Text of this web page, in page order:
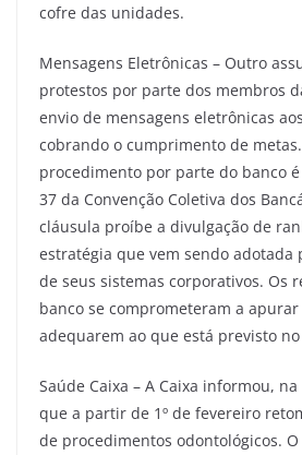
cofre das unidades.
Mensagens Eletrônicas – Outro
protestos por parte dos membros
envio de mensagens eletrônicas
cobrando o cumprimento de
procedimento por parte do banco
37 da Convenção Coletiva dos
cláusula proíbe a divulgação de
estratégia que vem sendo adotada
de seus sistemas corporativos. Os
banco se comprometeram a
adequarem ao que está previsto
Saúde Caixa – A Caixa informou,
que a partir de 1º de fevereiro
de procedimentos odontológicos.